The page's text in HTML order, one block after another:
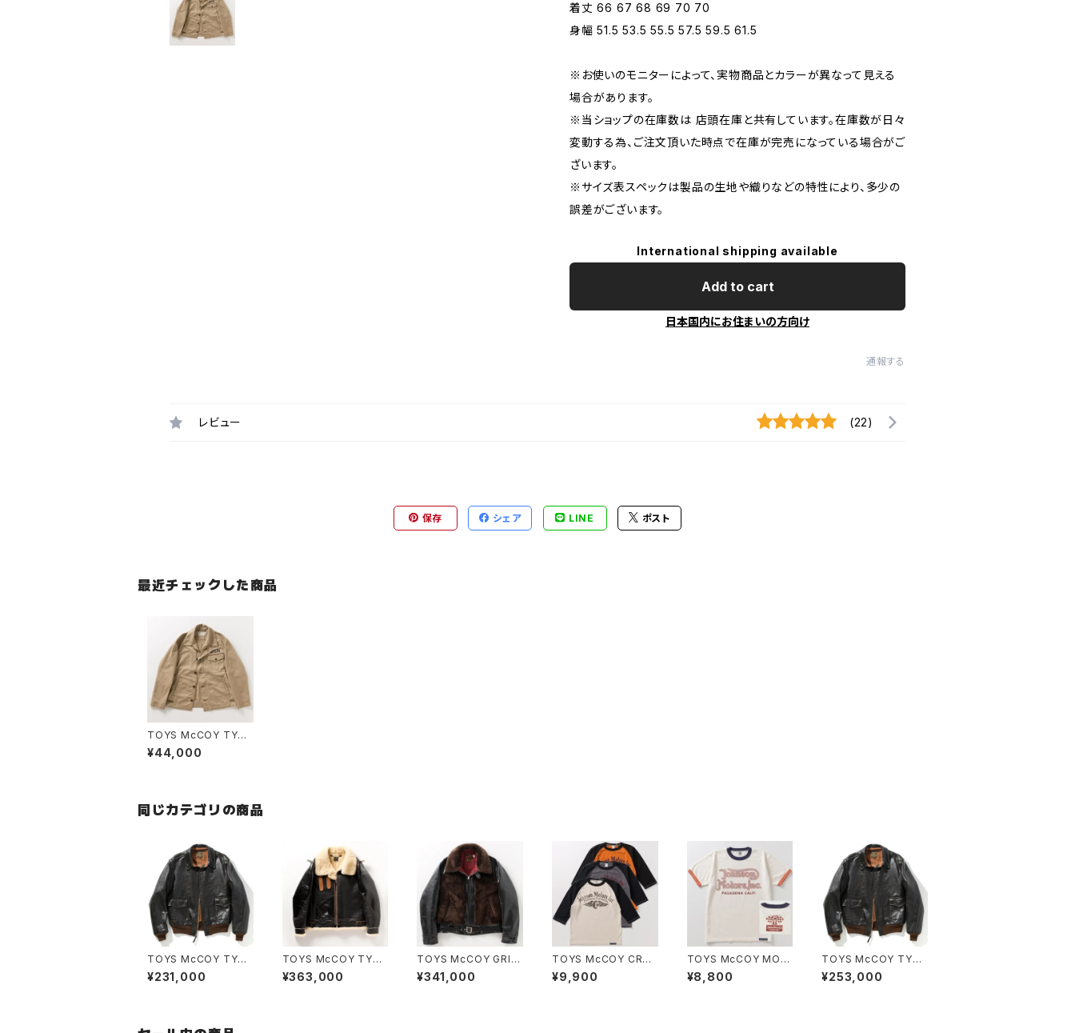
着丈 66 67 68 69 70 70
身幅 51.5 53.5 55.5 57.5 59.5 61.5
※お使いのモニターによって、実物商品とカラーが異なって見える
場合があります。
※当ショップの在庫数は 店頭在庫と共有しています。在庫数が日々
変動する為、ご注文頂いた時点で在庫が完売になっている場合がご
ざいます。
※サイズ表スペックは製品の生地や織りなどの特性により、多少の
誤差がございます。
International shipping available
Add to cart
日本国内にお住まいの方向け
通報する
レビュー (22)
保存 シェア LINE ポスト
最近チェックした商品
TOYS McCOY TYPE
A-2 DECK, COMMER
CIAL VER
¥44,000
同じカテゴリの商品
TOYS McCOY TYPE
A-2 JACKET MFG. C
O
¥231,000
TOYS McCOY TYPE
B-3 RWA CLOTHIN
G CO.BLACK VER.
¥363,000
TOYS McCOY GRIZ
ZLY JACKET
¥341,000
TOYS McCOY CRO
PPED RAGLAN TEE "
JOHNSON MOTORS
¥9,900
TOYS McCOY MOT
ORCYCLE TEE " JO
HNSON MOTORS "
¥8,800
TOYS McCOY TYPE
A-2 JACKET MFG. C
O size44
¥253,000